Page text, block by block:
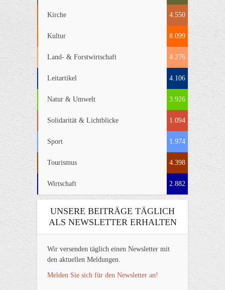
Kirche 4.550
Kultur 8.099
Land- & Forstwirtschaft 4.276
Leitartikel 4.106
Natur & Umwelt 3.926
Solidarität & Lichtblicke 1.094
Sport 1.974
Tourismus 4.398
Wirtschaft 2.882
UNSERE BEITRÄGE TÄGLICH
ALS NEWSLETTER ERHALTEN
Wir versenden täglich einen Newsletter mit
den aktuellen Meldungen.
Melden Sie sich für den Newsletter an!